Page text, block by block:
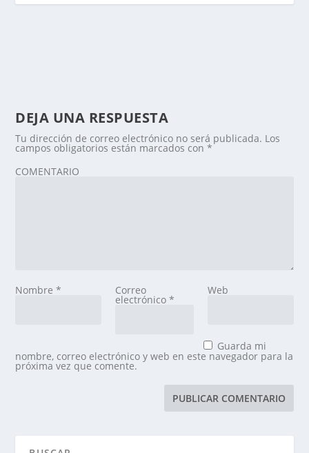
DEJA UNA RESPUESTA
Tu dirección de correo electrónico no será publicada. Los
campos obligatorios están marcados con*
COMENTARIO
Nombre* Correo
electrónico *
Web
Guarda mi
nombre, correo electrónico y web en este navegador para la
próxima vez que comente.